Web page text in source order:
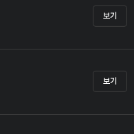
보기
보기